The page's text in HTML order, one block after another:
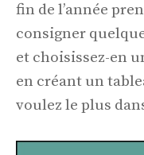
fin de l’année
consigner
et choisissez-en
en créant un
voulez le plus